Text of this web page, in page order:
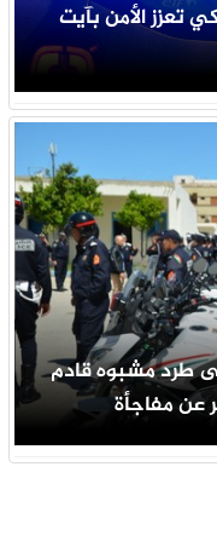
تعزز الأمن بآيت
طرد مشبوه قادم
عن مفاجأة